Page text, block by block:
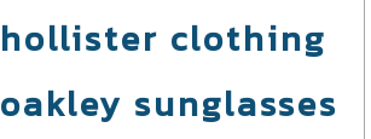
hollister clothing
oakley sunglasses